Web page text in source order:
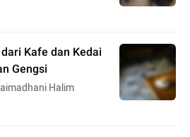
Kafe dan Kedai
Gengsi
Halim